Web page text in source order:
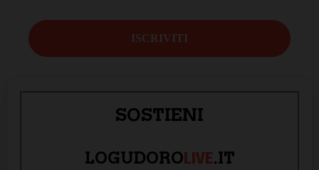
SOSTIENI
LOGUDOROLIVE.IT